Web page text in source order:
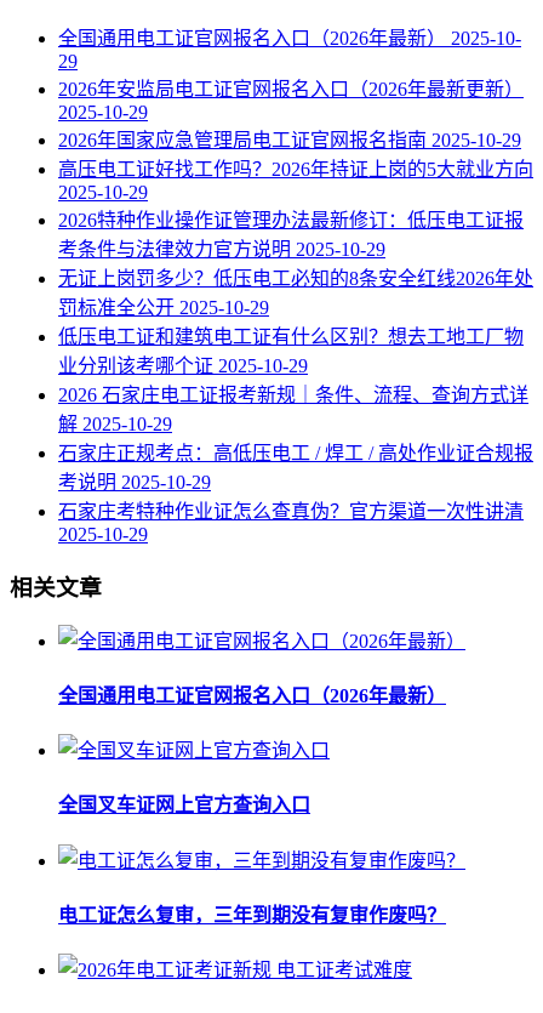
全国通用电工证官网报名入口（2026年最新） 2025-10-
29
2026年安监局电工证官网报名入口（2026年最新更新）
2025-10-29
2026年国家应急管理局电工证官网报名指南 2025-10-29
高压电工证好找工作吗？2026年持证上岗的5大就业方向
2025-10-29
2026特种作业操作证管理办法最新修订：低压电工证报
考条件与法律效力官方说明 2025-10-29
无证上岗罚多少？低压电工必知的8条安全红线2026年处
罚标准全公开 2025-10-29
低压电工证和建筑电工证有什么区别？想去工地工厂物
业分别该考哪个证 2025-10-29
2026 石家庄电工证报考新规｜条件、流程、查询方式详
解 2025-10-29
石家庄正规考点：高低压电工 / 焊工 / 高处作业证合规报
考说明 2025-10-29
石家庄考特种作业证怎么查真伪？官方渠道一次性讲清
2025-10-29
相关文章
全国通用电工证官网报名入口（2026年最新）
全国叉车证网上官方查询入口
电工证怎么复审，三年到期没有复审作废吗？